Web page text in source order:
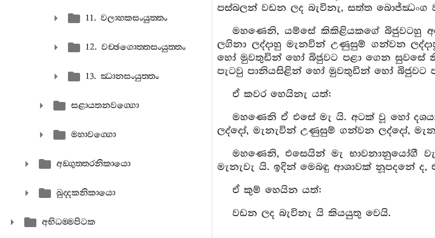
11. වලාහකසංයුත‍්තං
12. වච‍්ඡගොත‍්තසංයුත‍්තං
13. ඣානසංයුත‍්තං
සළායතනවග‍්ගො
මහාවග‍්ගො
අඞ‍්ගුත‍්තරනිකායො
ඛුද‍්දකනිකායො
අභිධම‍්මපිටක
පස්බලන් වඩන ලද බැවිනැ, සත්ත බොජ්ඣංග
මහණෙනි, යම්සේ කිකිළියකගේ බිජුවටහු
ලගිනා ලද්දාහු මැනවින් උණුසුම් ගන්වන
හෝ මුවතුඩින් හෝ බිජුවට පළා ගෙන සුවසේ
පැටවු පානියසිළින් හෝ මුවතුඩින් හෝ බිජුවට
ඒ කවර හෙයිනැ යත්:
මහණෙනි ඒ එසේ මැ යි. අටක් වූ හෝ
ලද්දෝ, මැනැවින් උණුසුම් ගන්වන ලද්දෝ,
මහණෙනි, එසෙයින් මැ භාවනානුයෝගී
මැනැවැ යි. ඉදින් මෙබඳු ආශාවක් නූපදනේ
ඒ කුම් හෙයින යත්:
වඩන ලද බැවිනැ යි කියයුතු වෙයි.